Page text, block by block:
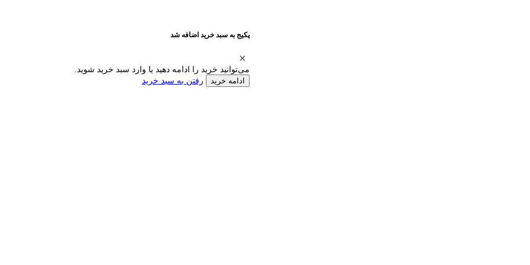
پکیج به سبد خرید اضافه شد
می‌توانید خرید را ادامه دهید یا وارد سبد خرید شوید.
ادامه خرید رفتن به سبد خرید